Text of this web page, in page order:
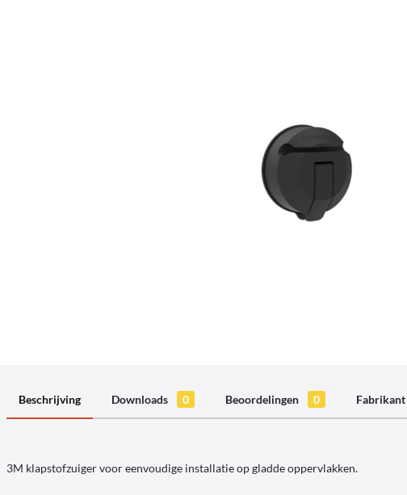
Beschrijving Downloads 0 Beoordelingen 0
3M klapstofzuiger voor eenvoudige installatie op gladde oppervlakken.